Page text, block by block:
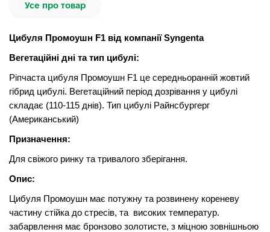
Усе про товар
Цибуля Промоушн F1 від компанії Syngenta
Вегетаційні дні та тип цибулі:
Ріпчаста цибуля Промоушн F1 це середньоранній жовтий
гібрид цибулі. Вегетаційний період дозрівання у цибулі
складає (110-115 днів). Тип цибулі Райнсбургерг
(Американський)
Призначення:
Для свіжого ринку та тривалого зберігання.
Опис:
Цибуля Промоушн має потужну та розвинену кореневу
частину стійка до стресів, та високих температур.
забарвлення має бронзово золотисте, з міцною зовнішньою